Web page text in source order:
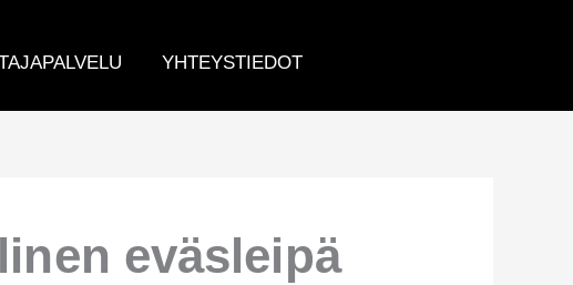
YHTEYSTIEDOT
eväsleipä